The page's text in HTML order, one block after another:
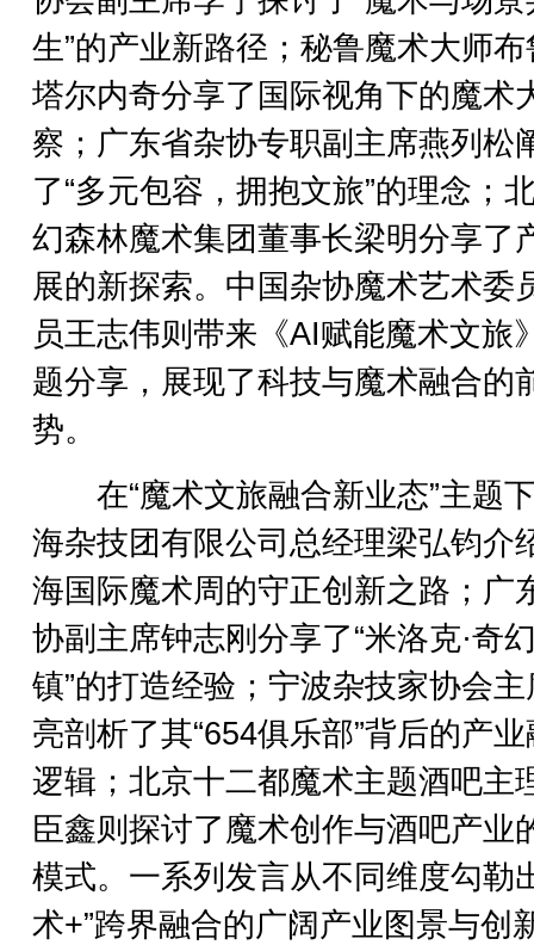
生”的产业新路径；秘鲁魔术大师布
塔尔内奇分享了国际视角下的魔术
察；广东省杂协专职副主席燕列松
了“多元包容，拥抱文旅”的理念；
幻森林魔术集团董事长梁明分享了
展的新探索。中国杂协魔术艺术委
员王志伟则带来《AI赋能魔术文旅
题分享，展现了科技与魔术融合的
势。
在“魔术文旅融合新业态”主题
海杂技团有限公司总经理梁弘钧介
海国际魔术周的守正创新之路；广
协副主席钟志刚分享了“米洛克·奇
镇”的打造经验；宁波杂技家协会
亮剖析了其“654俱乐部”背后的产
逻辑；北京十二都魔术主题酒吧主
臣鑫则探讨了魔术创作与酒吧产业
模式。一系列发言从不同维度勾勒
术+”跨界融合的广阔产业图景与创